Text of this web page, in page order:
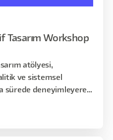
Tasarım Workshop
atölyesi,
ve sistemsel
sürede deneyimleyerek
iç görü üretme,